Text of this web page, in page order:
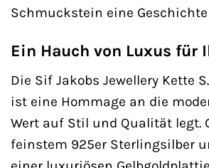
Schmuckstein eine
Ein Hauch von Luxus für
Die Sif Jakobs Jewellery Kette
ist eine Hommage an die
Wert auf Stil und Qualität legt.
feinstem 925er Sterlingsilber